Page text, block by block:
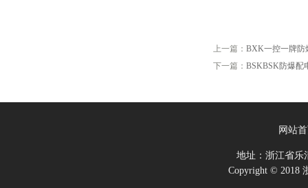
上一篇： BXK一控一牌防
下一篇： BSKBSK防爆配
网站
地址：浙江省
Copyright © 2018